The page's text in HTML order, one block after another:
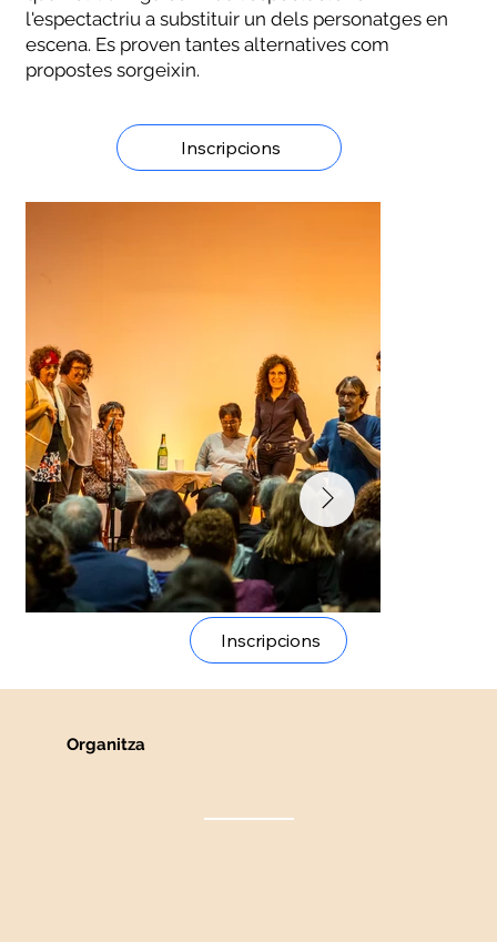
l'espectactriu a substituir un dels personatges en
escena. Es proven tantes alternatives com
propostes sorgeixin.
Inscripcions
Inscripcions
Organitza